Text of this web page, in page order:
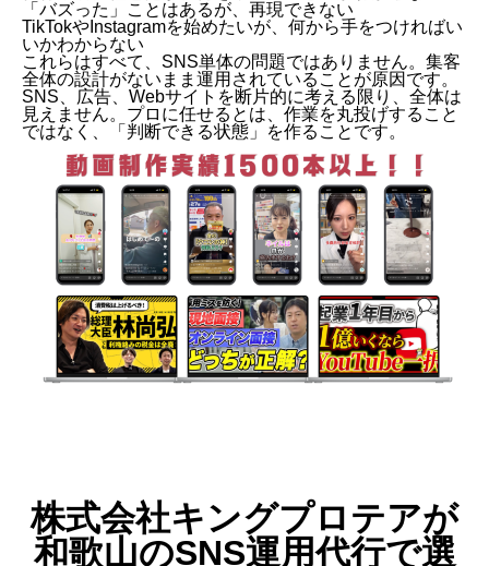
「バズった」ことはあるが、再現できない
TikTokやInstagramを始めたいが、何から手をつければい
いかわからない
これらはすべて、SNS単体の問題ではありません。集客
全体の設計がないまま運用されていることが原因です。
SNS、広告、Webサイトを断片的に考える限り、全体は
見えません。プロに任せるとは、作業を丸投げすること
ではなく、「判断できる状態」を作ることです。
株式会社キングプロテアが
和歌山のSNS運用代行で選